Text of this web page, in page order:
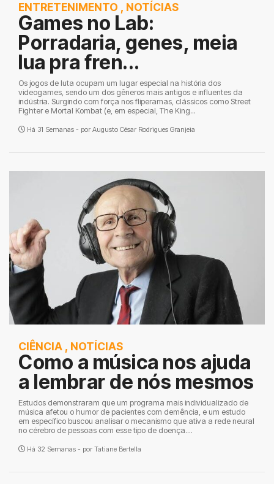
ENTRETENIMENTO , NOTÍCIAS
Games no Lab:
Porradaria, genes, meia
lua pra fren...
Os jogos de luta ocupam um lugar especial na história dos
videogames, sendo um dos gêneros mais antigos e influentes da
indústria. Surgindo com força nos fliperamas, clássicos como Street
Fighter e Mortal Kombat (e, em especial, The King...
Há 31 Semanas - por Augusto César Rodrigues Granjeia
CIÊNCIA , NOTÍCIAS
Como a música nos ajuda
a lembrar de nós mesmos
Estudos demonstraram que um programa mais individualizado de
música afetou o humor de pacientes com demência, e um estudo
em específico buscou analisar o mecanismo que ativa a rede neural
no cérebro de pessoas com esse tipo de doença....
Há 32 Semanas - por Tatiane Bertella